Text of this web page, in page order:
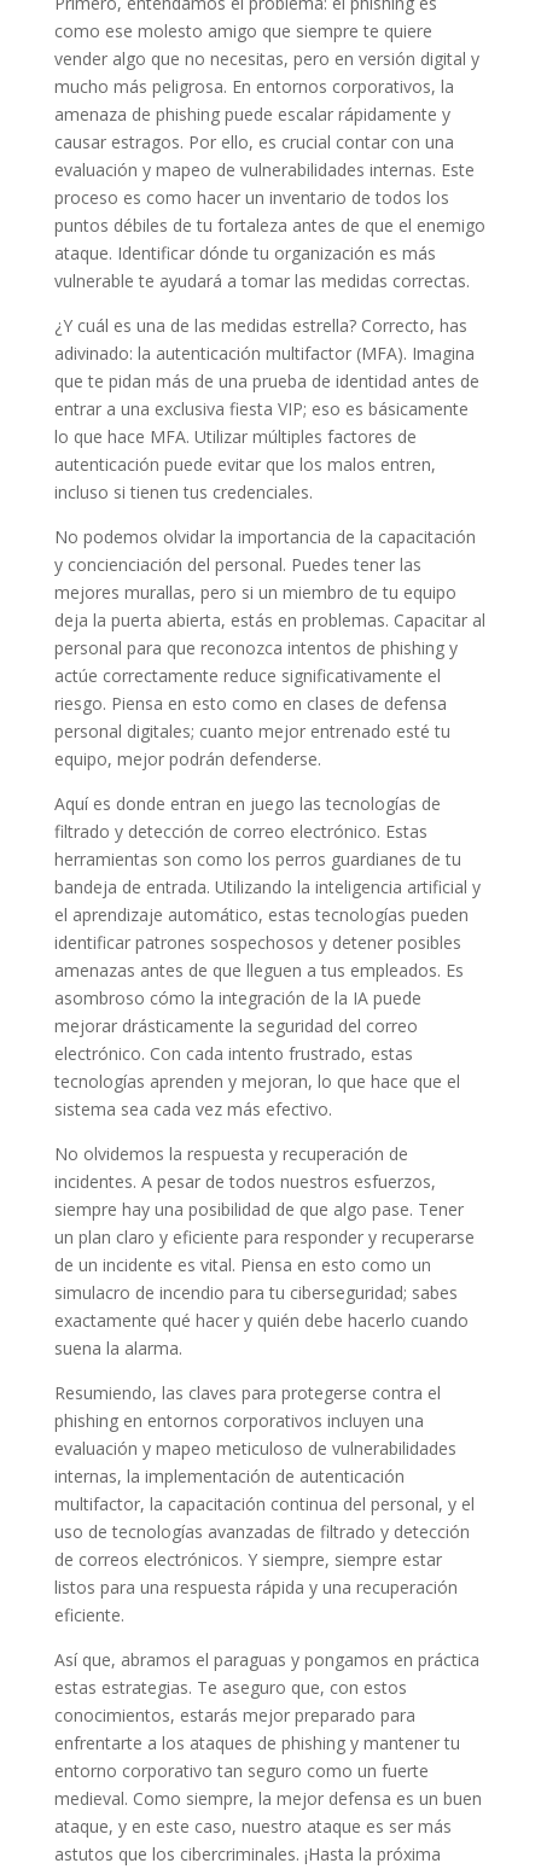
como ese molesto amigo que siempre te quiere
vender algo que no necesitas, pero en versión digital y
mucho más peligrosa. En entornos corporativos, la
amenaza de phishing puede escalar rápidamente y
causar estragos. Por ello, es crucial contar con una
evaluación y mapeo de vulnerabilidades internas. Este
proceso es como hacer un inventario de todos los
puntos débiles de tu fortaleza antes de que el enemigo
ataque. Identificar dónde tu organización es más
vulnerable te ayudará a tomar las medidas correctas.
¿Y cuál es una de las medidas estrella? Correcto, has
adivinado: la autenticación multifactor (MFA). Imagina
que te pidan más de una prueba de identidad antes de
entrar a una exclusiva fiesta VIP; eso es básicamente
lo que hace MFA. Utilizar múltiples factores de
autenticación puede evitar que los malos entren,
incluso si tienen tus credenciales.
No podemos olvidar la importancia de la capacitación
y concienciación del personal. Puedes tener las
mejores murallas, pero si un miembro de tu equipo
deja la puerta abierta, estás en problemas. Capacitar al
personal para que reconozca intentos de phishing y
actúe correctamente reduce significativamente el
riesgo. Piensa en esto como en clases de defensa
personal digitales; cuanto mejor entrenado esté tu
equipo, mejor podrán defenderse.
Aquí es donde entran en juego las tecnologías de
filtrado y detección de correo electrónico. Estas
herramientas son como los perros guardianes de tu
bandeja de entrada. Utilizando la inteligencia artificial y
el aprendizaje automático, estas tecnologías pueden
identificar patrones sospechosos y detener posibles
amenazas antes de que lleguen a tus empleados. Es
asombroso cómo la integración de la IA puede
mejorar drásticamente la seguridad del correo
electrónico. Con cada intento frustrado, estas
tecnologías aprenden y mejoran, lo que hace que el
sistema sea cada vez más efectivo.
No olvidemos la respuesta y recuperación de
incidentes. A pesar de todos nuestros esfuerzos,
siempre hay una posibilidad de que algo pase. Tener
un plan claro y eficiente para responder y recuperarse
de un incidente es vital. Piensa en esto como un
simulacro de incendio para tu ciberseguridad; sabes
exactamente qué hacer y quién debe hacerlo cuando
suena la alarma.
Resumiendo, las claves para protegerse contra el
phishing en entornos corporativos incluyen una
evaluación y mapeo meticuloso de vulnerabilidades
internas, la implementación de autenticación
multifactor, la capacitación continua del personal, y el
uso de tecnologías avanzadas de filtrado y detección
de correos electrónicos. Y siempre, siempre estar
listos para una respuesta rápida y una recuperación
eficiente.
Así que, abramos el paraguas y pongamos en práctica
estas estrategias. Te aseguro que, con estos
conocimientos, estarás mejor preparado para
enfrentarte a los ataques de phishing y mantener tu
entorno corporativo tan seguro como un fuerte
medieval. Como siempre, la mejor defensa es un buen
ataque, y en este caso, nuestro ataque es ser más
astutos que los cibercriminales. ¡Hasta la próxima